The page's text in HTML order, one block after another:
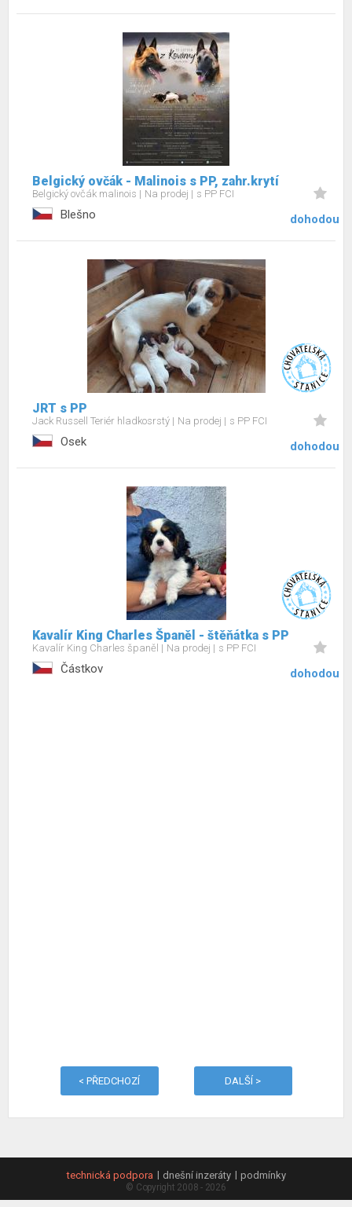
Belgický ovčák - Malinois s PP, zahr.krytí
Belgický ovčák malinois Na prodej s PP FCI
Blešno dohodou
JRT s PP
Jack Russell Teriér hladkosrstý Na prodej s PP FCI
Osek dohodou
Kavalír King Charles Španěl - štěňátka s PP
Kavalír King Charles španěl Na prodej s PP FCI
Částkov dohodou
< PŘEDCHOZÍ DALŠÍ >
technická podpora dnešní inzeráty podmínky
© Copyright 2008 - 2026